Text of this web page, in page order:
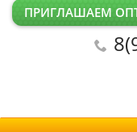
ПРИГЛАШАЕМ